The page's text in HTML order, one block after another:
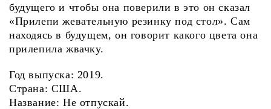
будущего и чтобы она поверили в это он сказал
«Прилепи жевательную резинку под стол». Сам
находясь в будущем, он говорит какого цвета она
прилепила жвачку.
Год выпуска: 2019.
Страна: США.
Название: Не отпускай.